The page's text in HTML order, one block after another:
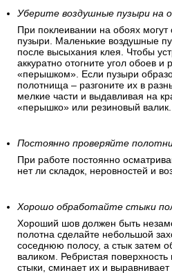
Обойные стыки должны быть
клея затем выдавливается
губкой. Если вы все сделали
идеальный стык.
Уберите воздушные пузыри на
При поклеивании на обоях могут
пузыри. Маленькие воздушные
аккуратно отогните угол обоев и
«перышком». Если пузыри
полотнища – разгоните их в
мелкие части и выдавливая на
Постоянно проверяйте
При работе постоянно
нет ли складок, неровностей и